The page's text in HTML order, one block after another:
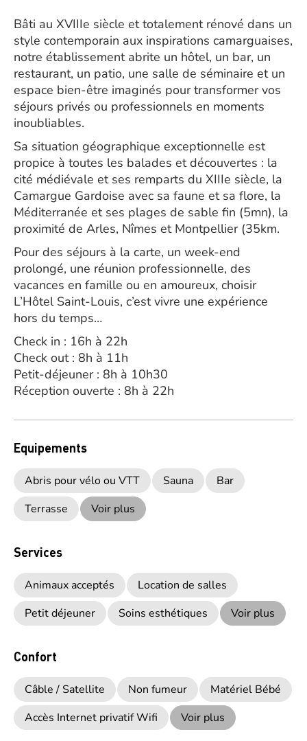
Bâti au XVIIIe siècle et totalement rénové dans un
style contemporain aux inspirations camarguaises,
notre établissement abrite un hôtel, un bar, un
restaurant, un patio, une salle de séminaire et un
espace bien-être imaginés pour transformer vos
séjours privés ou professionnels en moments
inoubliables.
Sa situation géographique exceptionnelle est
propice à toutes les balades et découvertes : la
cité médiévale et ses remparts du XIIIe siècle, la
Camargue Gardoise avec sa faune et sa flore, la
Méditerranée et ses plages de sable fin (5mn), la
proximité de Arles, Nîmes et Montpellier (35km.
Pour des séjours à la carte, un week-end
prolongé, une réunion professionnelle, des
vacances en famille ou en amoureux, choisir
L’Hôtel Saint-Louis, c’est vivre une expérience
hors du temps…
Check in : 16h à 22h
Check out : 8h à 11h
Petit-déjeuner : 8h à 10h30
Réception ouverte : 8h à 22h
Equipements
Abris pour vélo ou VTT Sauna
Bar
Terrasse
Voir plus
Services
Animaux acceptés
Location de salles
Petit déjeuner
Soins esthétiques Voir plus
Confort
Câble / Satellite Non fumeur
Matériel Bébé
Accès Internet privatif Wifi
Voir plus